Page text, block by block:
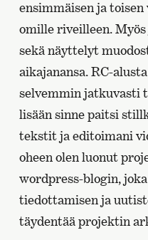
ensimmäisen ja
omille riveilleen.
sekä näyttelyt
aikajanansa. RC-
selvemmin jatkuvasti
lisään sinne paitsi
tekstit ja editoimani
oheen olen luonut
wordpress-blogin,
tiedottamisen ja
täydentää projektin